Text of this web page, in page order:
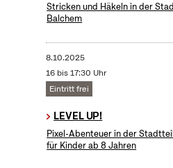
Stricken und Häkeln in der
Balchem
8.10.2025
16 bis 17:30 Uhr
Eintritt frei
LEVEL UP!
Pixel-Abenteuer in der
für Kinder ab 8 Jahren